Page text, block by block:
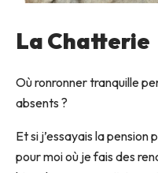
La Chatterie
Où ronronner tranquille
absents ?
Et si j’essayais la pension
pour moi où je fais des